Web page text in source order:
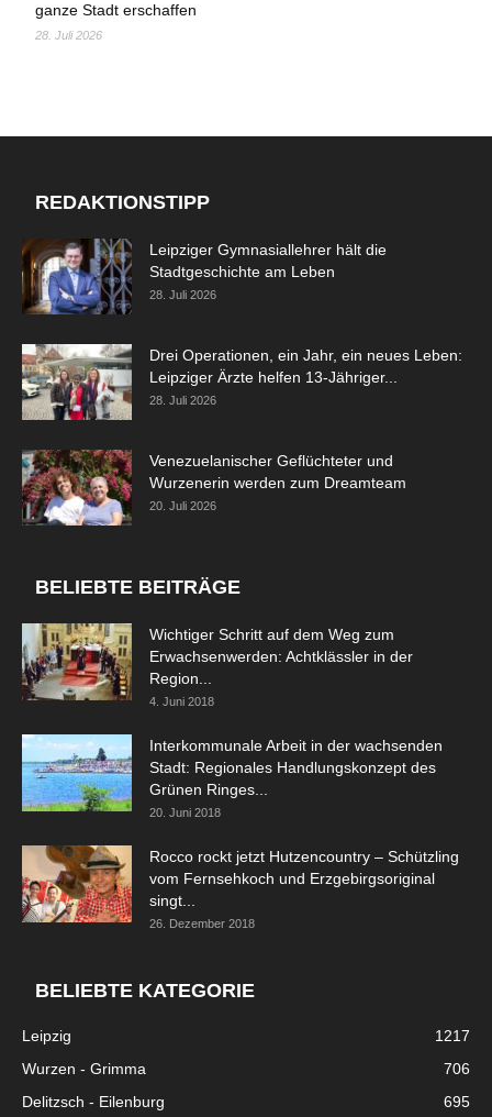
ganze Stadt erschaffen
28. Juli 2026
REDAKTIONSTIPP
Leipziger Gymnasiallehrer hält die
Stadtgeschichte am Leben
28. Juli 2026
Drei Operationen, ein Jahr, ein neues Leben:
Leipziger Ärzte helfen 13-Jähriger...
28. Juli 2026
Venezuelanischer Geflüchteter und
Wurzenerin werden zum Dreamteam
20. Juli 2026
BELIEBTE BEITRÄGE
Wichtiger Schritt auf dem Weg zum
Erwachsenwerden: Achtklässler in der
Region...
4. Juni 2018
Interkommunale Arbeit in der wachsenden
Stadt: Regionales Handlungskonzept des
Grünen Ringes...
20. Juni 2018
Rocco rockt jetzt Hutzencountry – Schützling
vom Fernsehkoch und Erzgebirgsoriginal
singt...
26. Dezember 2018
BELIEBTE KATEGORIE
Leipzig
1217
Wurzen - Grimma
706
Delitzsch - Eilenburg
695